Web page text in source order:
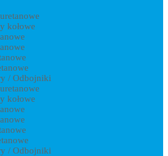
kołowe
/ Odbojniki
kołowe
/ Odbojniki